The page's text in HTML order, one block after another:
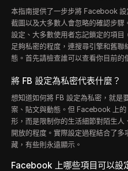
本指南提供了一步步將 Facebook
截圖以及大多數人會忽略的確認步驟
設定、大多數使用者忘記鎖定的項目
足夠私密的程度，連搜尋引擎和舊聯
態。首先請檢查誰可以查看你目前的
將 FB 設定為私密代表什麼？
想知道如何將 FB 設定為私密，就是
案、貼文與動態。但 Facebook 上
形，而是限制你的生活細節對陌生人
開放的程度。實際設定過程結合了多
藏，有些則永遠顯示。
Facebook 上哪些項目可以設